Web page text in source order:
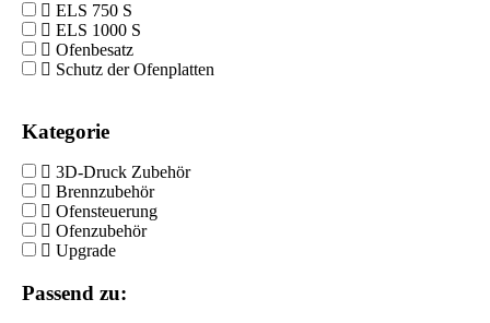
ELS 750 S
ELS 1000 S
Ofenbesatz
Schutz der Ofenplatten
Kategorie
3D-Druck Zubehör
Brennzubehör
Ofensteuerung
Ofenzubehör
Upgrade
Passend zu: